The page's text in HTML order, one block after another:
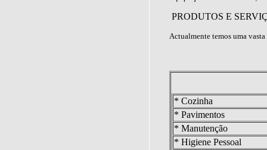
PRODUTOS E
Actualmente temos uma
* Cozinha
* Pavimentos
* Manutenção
* Higiene Pessoal